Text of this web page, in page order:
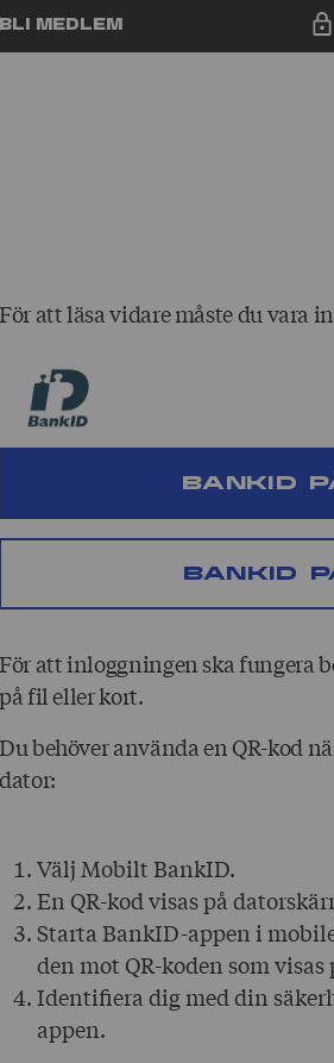
Bli medlem
För att läsa vidare måste du vara
BankID
BankID
För att inloggningen ska fungera
på fil eller kort.
Du behöver använda en QR-kod
dator:
Välj Mobilt BankID.
En QR-kod visas på
Starta BankID-appen i
den mot QR-koden som
Identifiera dig med din
appen.